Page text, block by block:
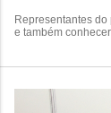
​Representantes
e também